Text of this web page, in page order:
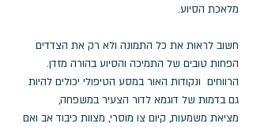
מלאכת הסיוע.
חשוב לראות את כל התמונה ולא רק את הצדדים
הפחות טובים של התמיכה והסיוע בהורה מזדן.
הרווחים  ונקודות האור במסע הטיפולי יכולים להיות
גם בדמות של דוגמא לדור הצעיר במשפחה,
מציאת משמעות, קיום צו מוסרי, מצוות כיבוד אב ואם